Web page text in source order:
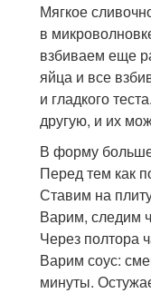
Мягкое
в
взбиваем еще
яйца и все
и гладкого
другую, и их
В форму
Перед тем как
Ставим на
Варим, следим
Через полтора
Варим соус:
минуты.